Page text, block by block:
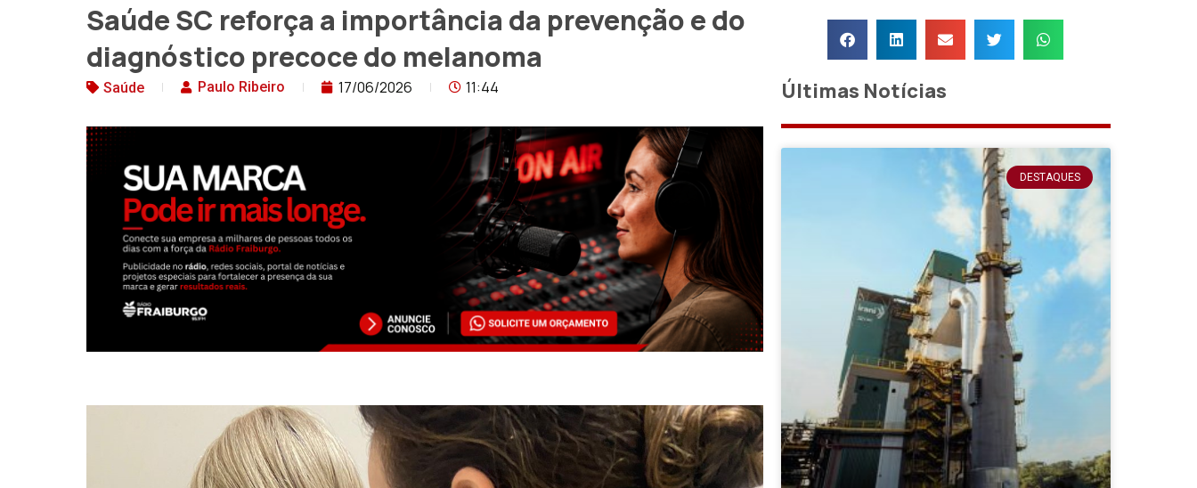
Saúde SC reforça a importância da prevenção e do
diagnóstico precoce do melanoma
Saúde Paulo Ribeiro 17/06/2026 11:44 Últimas Notícias
DESTAQUES